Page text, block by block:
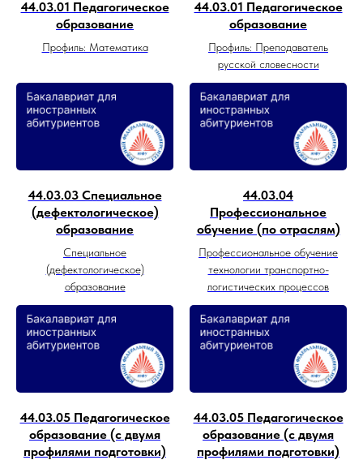
44.03.01 Педагогическое
образование
Профиль: Математика
44.03.01 Педагогическое
образование
Профиль: Преподаватель
русской словесности
44.03.03 Специальное
(дефектологическое)
образование
Специальное
(дефектологическое)
образование
44.03.04
Профессиональное
обучение (по отраслям)
Профессиональное обучение
технологии транспортно-
логистических процессов
44.03.05 Педагогическое
образование (с двумя
профилями подготовки)
44.03.05 Педагогическое
образование (с двумя
профилями подготовки)